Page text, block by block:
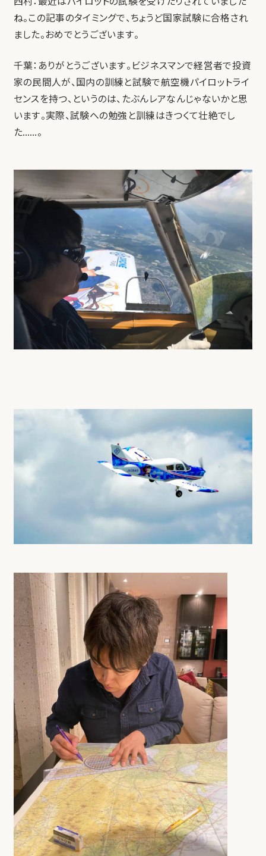
ね。この記事のタイミングで、ちょうど国家試験に合格され
ました。おめでとうございます。
千葉：ありがとうございます。ビジネスマンで経営者で投資
家の民間人が、国内の訓練と試験で航空機パイロットライ
センスを持つ、というのは、たぶんレアなんじゃないかと思
います。実際、試験への勉強と訓練はきつくて壮絶でし
た……。